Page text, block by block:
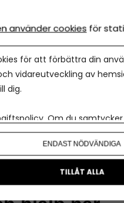
i början bör fungera
därför bra om
saker som:
utvecklas.
använder cookies för
för att förbättra din
vidareutveckling av
dig.
. Om du
efterhand hittar du den
ENDAST NÖDVÄNDIGA
TILLÅT ALLA